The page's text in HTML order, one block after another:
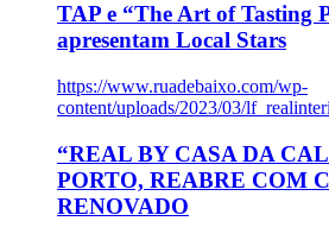
TAP e “The Art of Tasting
apresentam Local Stars
https://www.ruadebaixo.com/wp-
content/uploads/2023/03/
“REAL BY CASA DA
PORTO, REABRE COM
RENOVADO